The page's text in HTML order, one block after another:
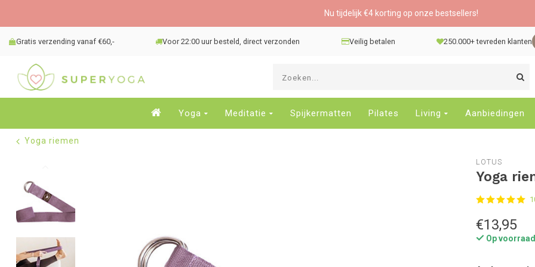
Nu tijdelijk €4 korting op onze bestsellers!
Gratis verzending vanaf €60,- Voor 22:00 uur besteld, direct verzonden Veilig betalen 250.000+ tevreden klanten
Yoga Meditatie Spijkermatten Pilates Living Aanbiedingen
Yoga riemen
LOTUS
Yoga
€13,95
Op voorraad